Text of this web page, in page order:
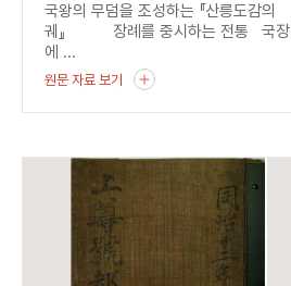
국왕의 무덤을 조성하는 『산릉도감의
궤』 장례를 중시하는 전통 국장
에 ...
원문 자료 보기